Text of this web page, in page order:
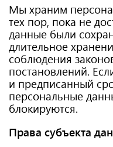
Мы храним
тех пор, пока не
данные были
длительное
соблюдения
постановлений.
и предписанный
персональные
блокируются.
Права субъекта